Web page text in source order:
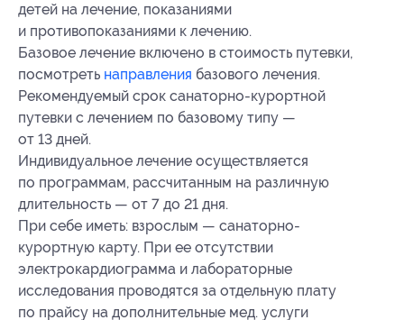
детей на лечение, показаниями
и противопоказаниями к лечению.
Базовое лечение включено в стоимость путевки,
посмотреть направления базового лечения.
Рекомендуемый срок санаторно-курортной
путевки с лечением по базовому типу —
от 13 дней.
Индивидуальное лечение осуществляется
по программам, рассчитанным на различную
длительность — от 7 до 21 дня.
При себе иметь: взрослым — санаторно-
курортную карту. При ее отсутствии
электрокардиограмма и лабораторные
исследования проводятся за отдельную плату
по прайсу на дополнительные мед. услуги